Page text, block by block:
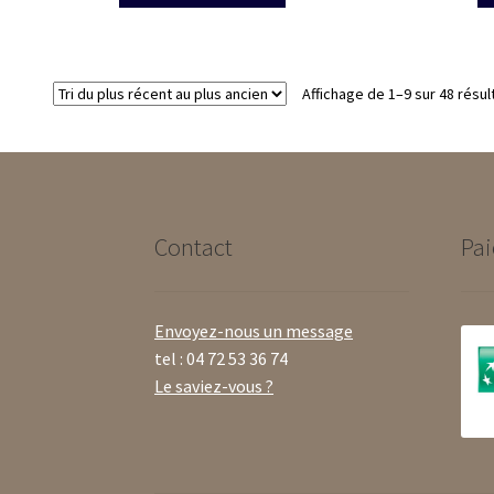
LesAffichage de 1–9 sur 48
Contact
Envoyez-nous un message
tel : 04 72 53 36 74
Le saviez-vous ?